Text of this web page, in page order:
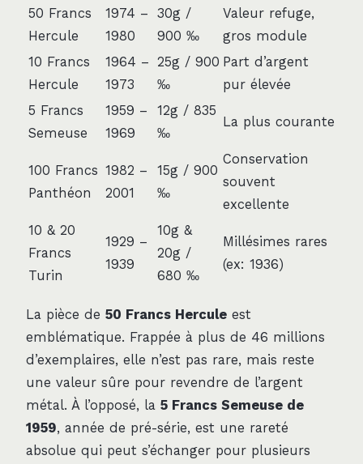
50 Francs
Hercule
1974 –
1980
30g /
900 ‰
Valeur refuge,
gros module
10 Francs
Hercule
1964 –
1973
25g / 900
‰
Part d’argent
pur élevée
5 Francs
Semeuse
1959 –
1969
12g / 835
‰
La plus courante
100 Francs
Panthéon
1982 –
2001
15g / 900
‰
Conservation
souvent
excellente
10 & 20
Francs
Turin
1929 –
1939
10g &
20g /
680 ‰
Millésimes rares
(ex: 1936)
La pièce de 50 Francs Hercule est
emblématique. Frappée à plus de 46 millions
d’exemplaires, elle n’est pas rare, mais reste
une valeur sûre pour revendre de l’argent
métal. À l’opposé, la 5 Francs Semeuse de
1959, année de pré-série, est une rareté
absolue qui peut s’échanger pour plusieurs